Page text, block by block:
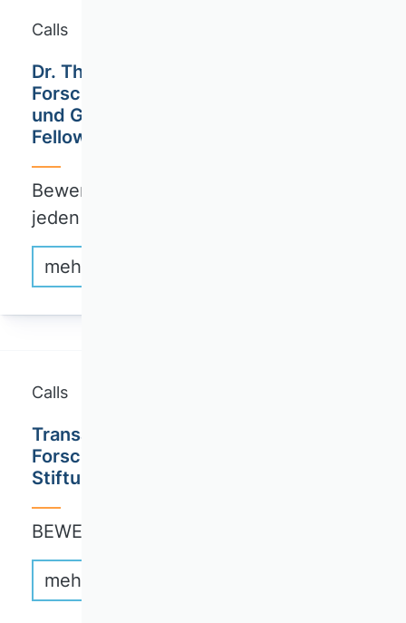
Calls
Dr. Theo und Friedl Schöller
Forschungszentrum für Wirtschaft
und Gesellschaft: Ausschreibung von
Fellowships
Bewerbungsfrist: 31. Dezember eines
jeden Jahres
mehr erfahren
Calls
Transatlantischer
Forschungsaustausch / Joachim Herz
Stiftung
BEWERBUNG: FORTLAUFEND
mehr erfahren